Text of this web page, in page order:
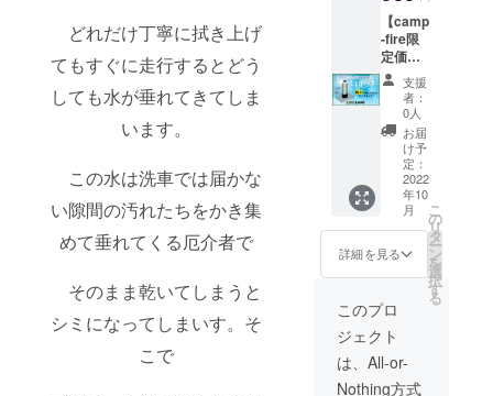
どれだけ丁寧に拭き上げ
てもすぐに走行するとどう
しても水が垂れてきてしま
います。
この水は洗車では届かな
い隙間の汚れたちをかき集
めて垂れてくる厄介者で
そのまま乾いてしまうと
シミになってしまいす。そ
こで
ラー付
ホース
約1m
【超早
割】
→【早
割】
→【ca
mp-fire
限定価
格】
の順で
リター
行って
まいり
抜けの
良さ向
上 ・洗
車以外
にも普
段のお
掃除に
も最適
～
セット
内容～
① 純水
器本体
ン交換
樹脂5L
② 接続
用ワン
タッチ
カプ
ラー付
なら断
然
【10L】
の方が
オスス
メ！
～メ
リット
～ ・水
シミが
残らな
い ・水
シミが
残らな
いので
り不要
取り不
要なの
で時短
続完
了！す
ぐにお
使いい
ただけ
ます！
【5L】
の純水
機より
【10L】
の純水
機はイ
オン交
換樹脂
い！ コ
スパを
考える
なら断
然
【camp
-fire限
定価
格】 販
売予定
価格６
６００
０円→
６４０
００円
イオン
交換樹
脂
【10L】
の純水
機を限
定発
売！ ワ
ンタッ
チで接
続完
了！す
支援
者：
0人
お届
け予
定：
2022
年10
月
詳細を見る
こ
の
リ
タ
ー
ン
を
選
択
す
る
このプロ
ジェクト
は、All-or-
Nothing方式